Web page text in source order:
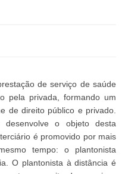
de serviço de saúde
pela privada, formando um
de direito público e privado.
o objeto desta
é promovido por mais
tempo: o plantonista
O plantonista à distância é